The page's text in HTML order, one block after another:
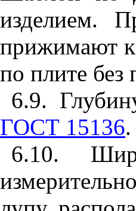
изделием.
прижимают к
по плите без
6.9.
ГОСТ 15136.
6.10.